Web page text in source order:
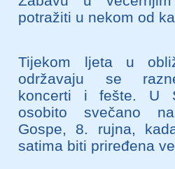
potražiti u nekom od
Tijekom ljeta u
održavaju se
koncerti i fešte. U
osobito svečano
Gospe, 8. rujna,
satima biti priređena